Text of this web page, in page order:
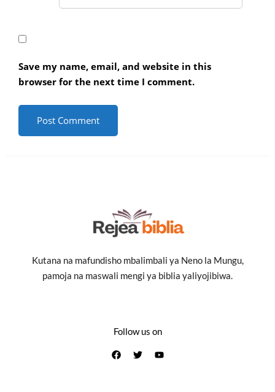
Save my name, email, and website in this
browser for the next time I comment.
Kutana na mafundisho mbalimbali ya Neno la Mungu,
pamoja na maswali mengi ya biblia yaliyojibiwa.
Follow us on